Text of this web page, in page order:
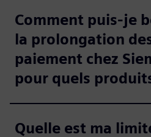
Comment puis-je
la prolongation
paiement chez
pour quels
Quelle est ma